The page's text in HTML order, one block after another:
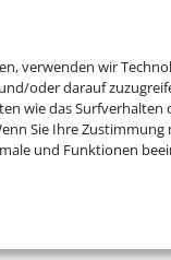
verwenden wir
oder darauf
wie das Surfverhalten
Sie Ihre Zustimmung
und Funktionen